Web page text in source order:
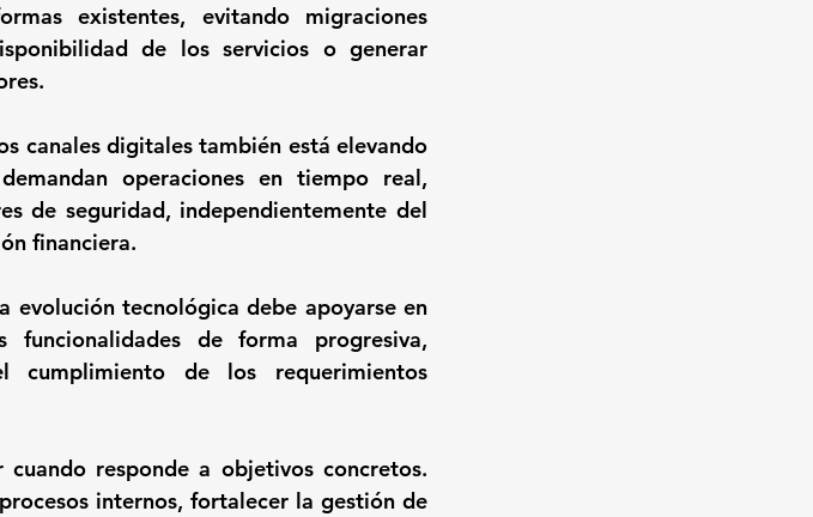
existentes, evitando migraciones
de los servicios o generar
canales digitales también está elevando
operaciones en tiempo real,
de seguridad, independientemente del
financiera.
evolución tecnológica debe apoyarse en
funcionalidades de forma progresiva,
cumplimiento de los requerimientos
responde a objetivos concretos.
internos, fortalecer la gestión de